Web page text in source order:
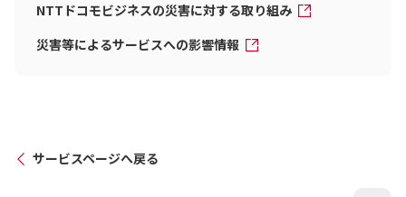
NTTドコモビジネスの災害に対する取り組み
災害等によるサービスへの影響情報
サービスページへ戻る